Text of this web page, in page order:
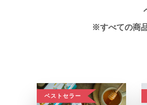
※すべての商
ベストセラー